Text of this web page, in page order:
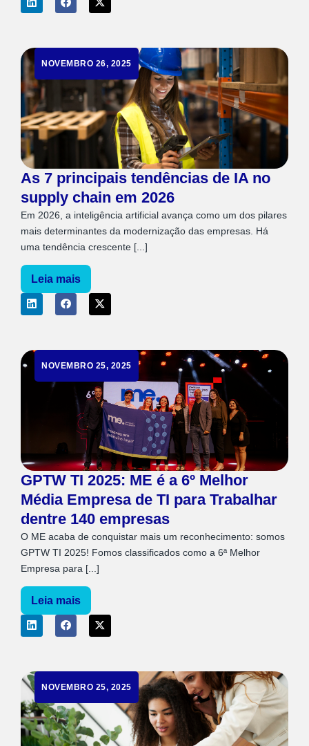
NOVEMBRO 26, 2025
As 7 principais tendências de IA no
supply chain em 2026
Em 2026, a inteligência artificial avança como um dos pilares
mais determinantes da modernização das empresas. Há
uma tendência crescente [...]
Leia mais
NOVEMBRO 25, 2025
GPTW TI 2025: ME é a 6º Melhor
Média Empresa de TI para Trabalhar
dentre 140 empresas
O ME acaba de conquistar mais um reconhecimento: somos
GPTW TI 2025! Fomos classificados como a 6ª Melhor
Empresa para [...]
Leia mais
NOVEMBRO 25, 2025